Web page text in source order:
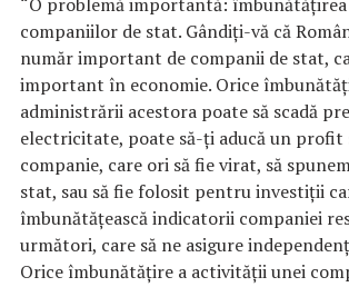
companiilor de stat. Gândiţi-vă că
număr important de companii de stat,
important în economie. Orice
administrării acestora poate să scadă
electricitate, poate să-ţi aducă un
companie, care ori să fie virat, să
stat, sau să fie folosit pentru investiţii
îmbunătăţească indicatorii companiei
următori, care să ne asigure
Orice îmbunătăţire a activităţii unei